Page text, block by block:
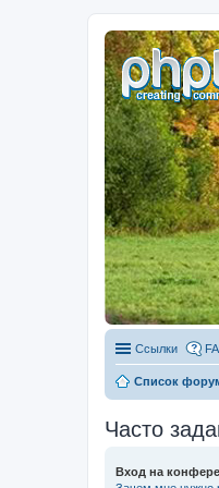
Ссылки
Список
Часто
Вход на